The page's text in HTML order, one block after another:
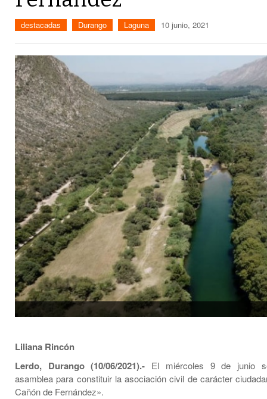
destacadas Durango Laguna 10 junio, 2021
Liliana Rincón
Lerdo, Durango (10/06/2021).- El miércoles 9 de junio
asamblea para constituir la asociación civil de carácter
Cañón de Fernández».